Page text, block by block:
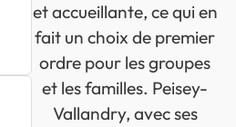
et accueillante, ce qui en
fait un choix de premier
ordre pour les groupes
et les familles. Peisey-
Vallandry, avec ses